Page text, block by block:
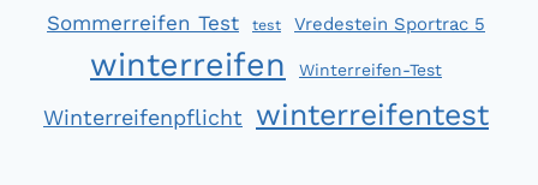
Sommerreifen Test test Vredestein Sportrac 5
winterreifen Winterreifen-Test
Winterreifenpflicht winterreifentest